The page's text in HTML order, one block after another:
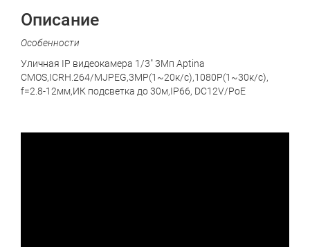
Описание
Особенности
Уличная IP видеокамера 1/3" 3Mп Aptina
CMOS,ICRH.264/MJPEG,3MP(1~20к/с),1080P(1~30к/с),
f=2.8-12мм,ИК подсветка до 30м,IP66, DC12V/PoE